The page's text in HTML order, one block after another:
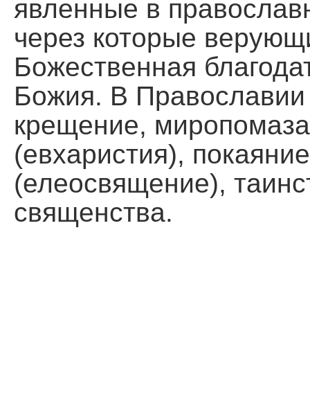
Помощь храму
явленные в
через которые
Божественная
Божия. В Православии
крещение,
(евхаристия),
(елеосвящение),
священства.